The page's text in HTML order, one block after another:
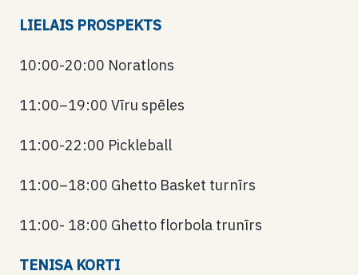
LIELAIS PROSPEKTS
10:00-20:00 Noratlons
11:00–19:00 Vīru spēles
11:00-22:00 Pickleball
11:00–18:00 Ghetto Basket turnīrs
11:00- 18:00 Ghetto florbola trunīrs
TENISA KORTI